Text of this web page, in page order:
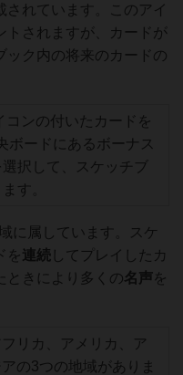
されています。このアイ
トされますが、カードが
ック内の将来のカードの
コンの付いたカードを
ボードにあるボーナス
択して、スケッチブ
す。
に属しています。スケ
を連続 してプレイしたカ
ときにより多くの名声を
フリカ、アメリカ、ア
アの3つの地域がありま